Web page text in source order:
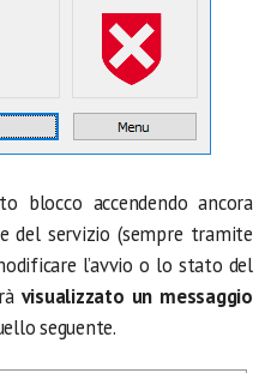
blocco accendendo ancora
del servizio (sempre tramite
l’avvio o lo stato del
visualizzato un messaggio
seguente.